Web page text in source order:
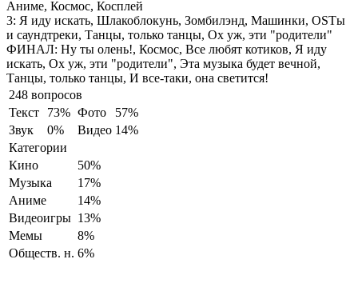
Аниме, Космос, Косплей
3: Я иду искать, Шлакоблокунь, Зомбилэнд, Машинки, OSTы
и саундтреки, Танцы, только танцы, Ох уж, эти "родители"
ФИНАЛ: Ну ты олень!, Космос, Все любят котиков, Я иду
искать, Ох уж, эти "родители", Эта музыка будет вечной,
Танцы, только танцы, И все-таки, она светится!
248 вопросов
Текст
73% Фото
57%
Звук
0% Видео 14%
Категории
Кино
50%
Музыка
17%
Аниме
14%
Видеоигры 13%
Мемы
8%
Обществ. н. 6%